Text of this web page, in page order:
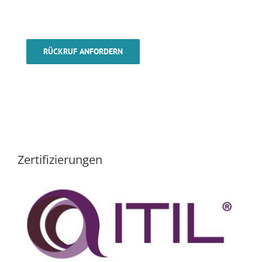
RÜCKRUF ANFORDERN
Zertifizierungen